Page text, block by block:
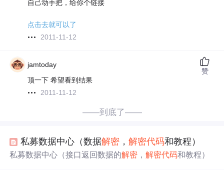
自己动手把，给你个链接
点击去就可以了
2011-11-12
jamtoday
顶一下 希望看到结果
2011-11-12
赞
——到底了——
私募数据中心（数据解密 ，解密代码和教程）
私募数据中心（接口返回数据的解密 ，解密代码和教程）